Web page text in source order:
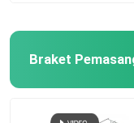
Braket